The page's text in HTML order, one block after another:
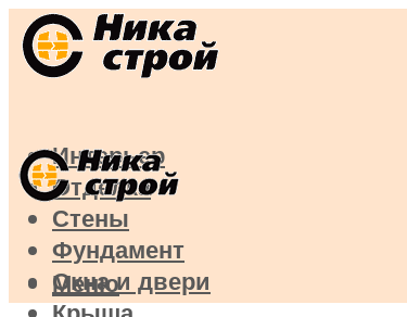
Интерьер
Отделка
Стены
Фундамент
Окна и двери
Меню